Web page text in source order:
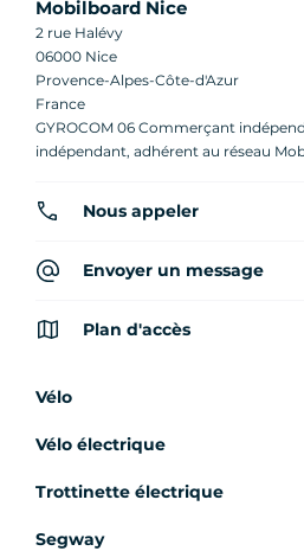
Mobilboard Nice
2 rue Halévy
06000 Nice
Provence-Alpes-Côte-d'Azur
France
GYROCOM 06 Commerçant
indépendant, adhérent au réseau
Nous appeler
Envoyer un message
Plan d'accès
Vélo
Vélo électrique
Trottinette électrique
Segway